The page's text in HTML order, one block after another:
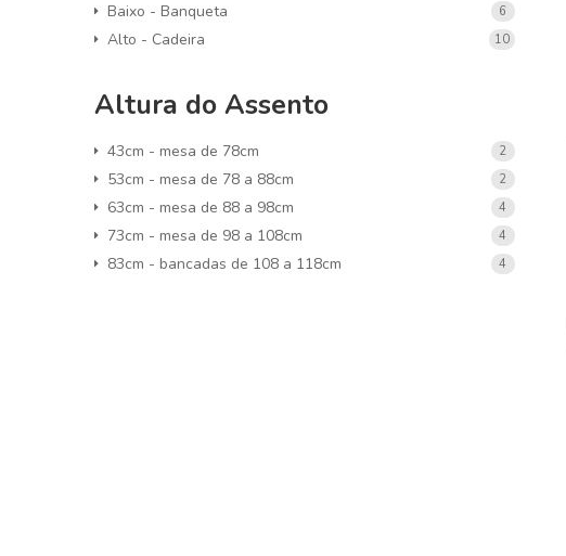
Baixo - Banqueta 6 items
Alto - Cadeira 10items
Altura do Assento
43cm - mesa de 78cm 2 items
53cm - mesa de 78 a 88cm 2 items
63cm - mesa de 88 a 98cm 4 items
73cm - mesa de 98 a 108cm 4 items
83cm - bancadas de 108 a 118cm 4 items